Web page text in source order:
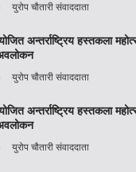
युरोप चौतारी संवाददाता
अन्तर्राष्ट्रिय हस्तकला
अवलोकन
युरोप चौतारी संवाददाता
अन्तर्राष्ट्रिय हस्तकला
अवलोकन
युरोप चौतारी संवाददाता